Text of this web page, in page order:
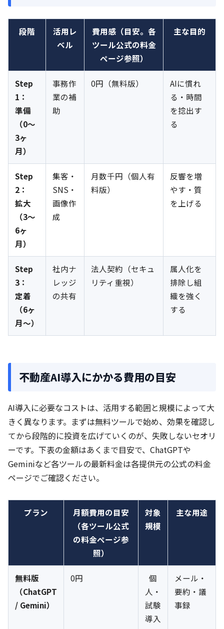
段階
活用レ
ベル
費用感（目安。各
ツール公式の料金
ページ参照）
主な目的
Step
1：
準備
（0〜
3ヶ
月）
事務作
業の補
助
0円（無料版）
AIに慣れ
る・時間
を捻出す
る
Step
2：
拡大
（3〜
6ヶ
月）
集客・
SNS・
画像作
成
月数千円（個人有
料版）
反響を増
やす・質
を上げる
Step
3：
定着
（6ヶ
月〜）
社内ナ
レッジ
の共有
法人契約（セキュ
リティ重視）
属人化を
排除し組
織を強く
する
不動産AI導入にかかる費用の目安
AI導入に必要なコストは、活用する範囲と規模によって大
きく異なります。まずは無料ツールで始め、効果を確認し
てから段階的に投資を広げていくのが、失敗しないセオリ
ーです。下表の金額はあくまで目安で、ChatGPTや
Geminiなど各ツールの最新料金は各提供元の公式の料金
ページでご確認ください。
プラン
月額費用の目安
（各ツール公式
の料金ページ参
照）
対象
規模
主な用途
無料版
（ChatGPT
/ Gemini）
0円
個
人・
試験
導入
メール・
要約・議
事録